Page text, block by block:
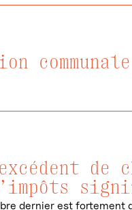
de
dernier est